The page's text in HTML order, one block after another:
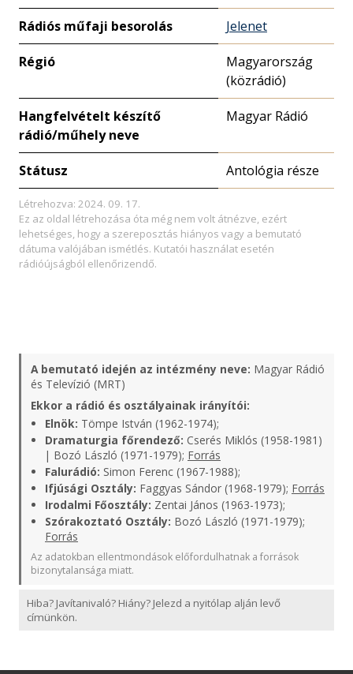
Rádiós műfaji besorolás Jelenet
Régió
Magyarország
(közrádió)
Hangfelvételt készítő
rádió/műhely neve
Magyar Rádió
Státusz Antológia része
Létrehozva: 2024. 09. 17.
Ez az oldal létrehozása óta még nem volt átnézve, ezért
lehetséges, hogy a szereposztás hiányos vagy a bemutató
dátuma valójában ismétlés. Kutatói használat esetén
rádióújságból ellenőrizendő.
A bemutató idején az intézmény neve: Magyar Rádió
és Televízió (MRT)
Ekkor a rádió és osztályainak irányítói:
Elnök: Tömpe István (1962-1974);
Dramaturgia főrendező: Cserés Miklós (1958-1981)
| Bozó László (1971-1979); Forrás
Falurádió: Simon Ferenc (1967-1988);
Ifjúsági Osztály: Faggyas Sándor (1968-1979); Forrás
Irodalmi Főosztály: Zentai János (1963-1973);
Szórakoztató Osztály: Bozó László (1971-1979);
Forrás
Az adatokban ellentmondások előfordulhatnak a források
bizonytalansága miatt.
Hiba? Javítanivaló? Hiány? Jelezd a nyitólap alján levő
címünkön.